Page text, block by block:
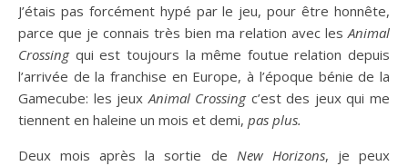
J’étais pas forcément hypé par le jeu, pour être honnête,
parce que je connais très bien ma relation avec les Animal
Crossingqui est toujours la même foutue relation depuis
l’arrivée de la franchise en Europe, à l’époque bénie de la
Gamecube: les jeux Animal Crossingc’est des jeux qui me
tiennent en haleine un mois et demi, pas plus.
Deux mois après la sortie de New Horizons, je peux